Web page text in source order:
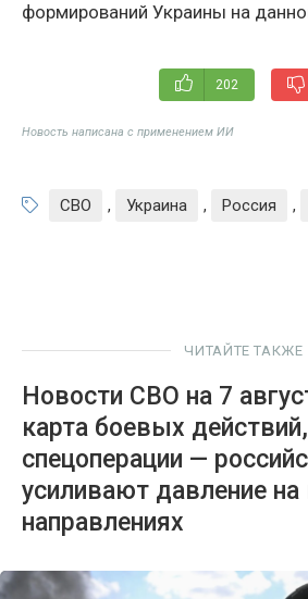
формирований Украины на
202
Новость написана с применением ИИ
СВО , Украина , Россия ,
ЧИТАЙТЕ ТАКЖЕ
Новости СВО на 7
карта боевых
спецоперации —
усиливают давление
направлениях